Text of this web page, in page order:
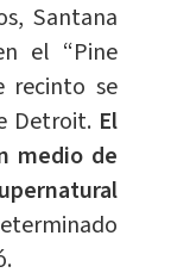
Santana
el “Pine
recinto se
Detroit. El
medio de